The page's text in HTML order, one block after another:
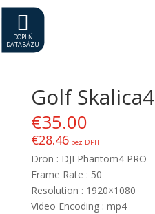

DOPLŇ
DATABÁZU
Golf Skalica4
€35.00
€28.46bez DPH
Dron : DJI Phantom4 PRO
Frame Rate : 50
Resolution : 1920×1080
Video Encoding : mp4